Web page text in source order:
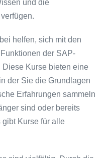
und die
helfen, sich mit den
der SAP-
Diese Kurse bieten eine
der Sie die Grundlagen
Erfahrungen sammeln
sind oder bereits
gibt Kurse für alle